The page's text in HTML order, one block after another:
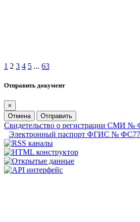
1 2 3 4 5 ... 63
Отправить документ
×
Отмена
Отправить
Свидетельство о регистрации СМИ №
Электронный паспорт ФГИС №